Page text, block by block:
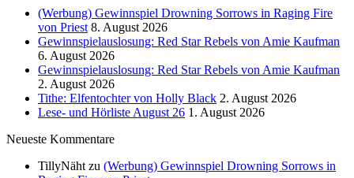
(Werbung) Gewinnspiel Drowning Sorrows in Raging Fire
von Priest 8. August 2026
Gewinnspielauslosung: Red Star Rebels von Amie Kaufman
6. August 2026
Gewinnspielauslosung: Red Star Rebels von Amie Kaufman
2. August 2026
Tithe: Elfentochter von Holly Black 2. August 2026
Lese- und Hörliste August 26 1. August 2026
Neueste Kommentare
TillyNäht zu (Werbung) Gewinnspiel Drowning Sorrows in